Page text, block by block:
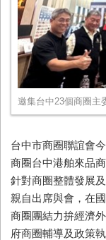
邀集台中23個商圈主
台中市商圈聯誼會今
商圈台中港舶來品
針對商圈整體發展
親自出席與會，在
商圈團結力拚經濟
府商圈輔導及政策